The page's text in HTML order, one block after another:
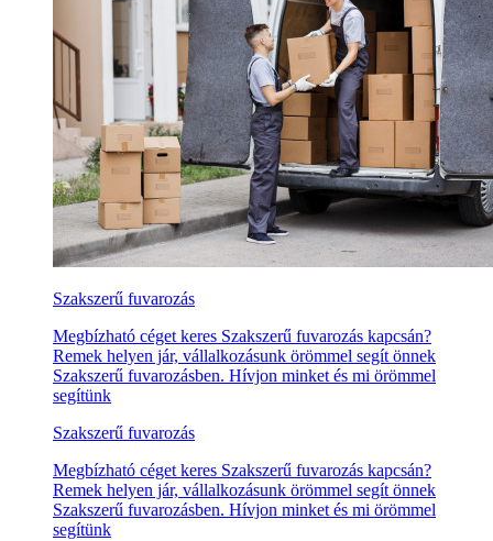
Szakszerű fuvarozás
Megbízható céget keres Szakszerű fuvarozás kapcsán?
Remek helyen jár, vállalkozásunk örömmel segít önnek
Szakszerű fuvarozásben. Hívjon minket és mi örömmel
segítünk
Szakszerű fuvarozás
Megbízható céget keres Szakszerű fuvarozás kapcsán?
Remek helyen jár, vállalkozásunk örömmel segít önnek
Szakszerű fuvarozásben. Hívjon minket és mi örömmel
segítünk